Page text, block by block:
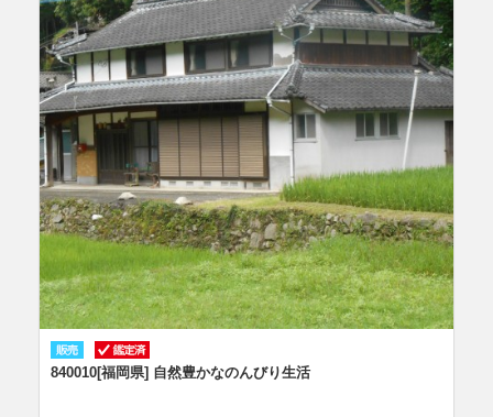
840010[福岡県] 自然豊かなのんびり生活